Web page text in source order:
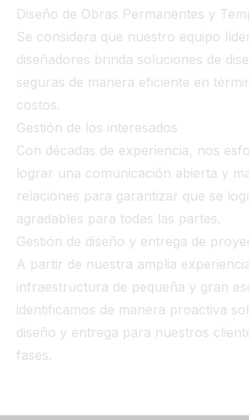
Diseño de Obras Permanentes y
Se considera que nuestro equipo
diseñadores brinda soluciones de
seguras de manera eficiente en
costos.
Gestión de los interesados
Con décadas de experiencia, nos
lograr una comunicación abierta y
relaciones para garantizar que se
agradables para todas las partes.
Gestión de diseño y entrega de
A partir de nuestra amplia
infraestructura de pequeña y gran
identificamos de manera proactiva
diseño y entrega para nuestros
fases.